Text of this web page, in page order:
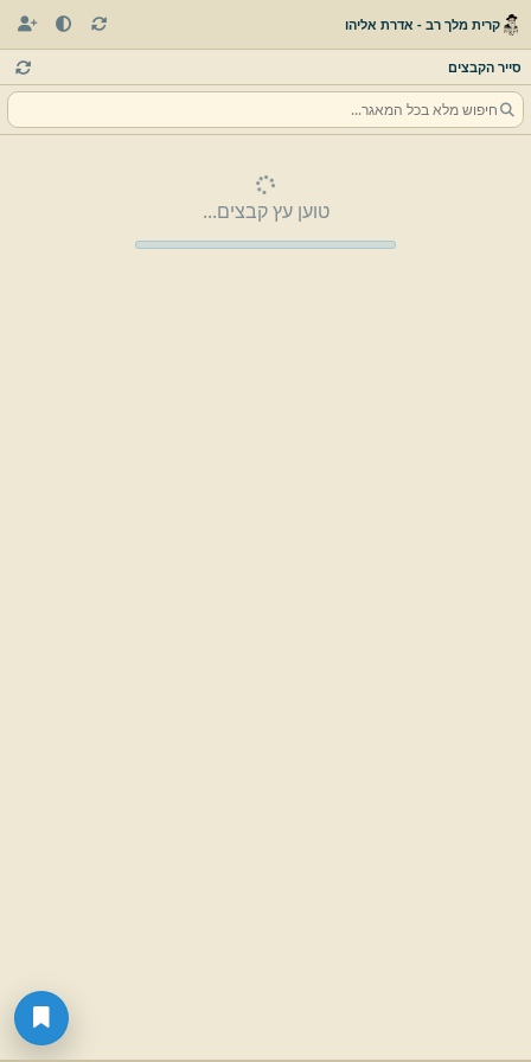
קרית מלך רב - אדרת אליהו
סייר הקבצים
טוען עץ קבצים...